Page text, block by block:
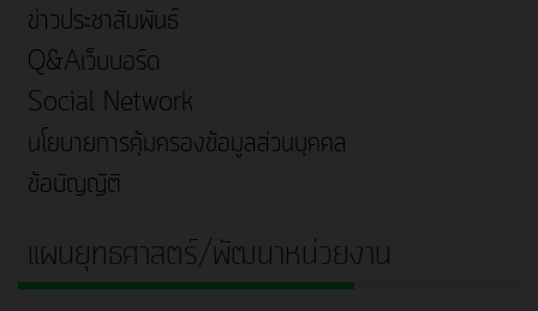
ข่าวประชาสัมพันธ์
Q&Aเว็บบอร์ด
Social Network
นโยบายการคุ้มครองข้อมูลส่วนบุคคล
ข้อบัญญัติ
แผนยุทธศาสตร์/พัฒนาหน่วยงาน